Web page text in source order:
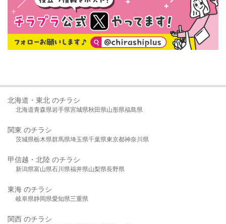
北海道・東北 のチラシ
北海道青森県岩手県宮城県秋田県山形県福島県
関東 のチラシ
茨城県栃木県群馬県埼玉県千葉県東京都神奈川県
甲信越・北陸 のチラシ
新潟県富山県石川県福井県山梨県長野県
東海 のチラシ
岐阜県静岡県愛知県三重県
関西 のチラシ